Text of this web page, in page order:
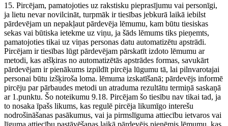
15. Pircējam, pamatojoties uz rakstisku pieprasījumu vai personīgi,
ja lietu nevar novilcināt, turpmāk ir tiesības jebkurā laikā iebilst
pārdevējam un nepakļaut pārdevēja lēmumu, kam būtu tiesiskas
sekas vai būtiska ietekme uz viņu, ja šāds lēmums tiks pieņemts,
pamatojoties tikai uz viņas personas datu automatizētu apstrādi.
Pircējam ir tiesības lūgt pārdevējam pārskatīt izdoto lēmumu ar
metodi, kas atšķiras no automatizētās apstrādes formas, savukārt
pārdevējam ir pienākums izpildīt pircēja lūgumu tā, lai pilnvarotajai
personai būtu izšķiroša loma. lēmuma izskatīšanā; pārdevējs informē
pircēju par pārbaudes metodi un atraduma rezultātu termiņā saskaņā
ar 1.punktu. Šo noteikumu 9.18. Pircējam šo tiesību nav tikai tad, ja
to nosaka īpašs likums, kas regulē pircēja likumīgo interešu
nodrošināšanas pasākumus, vai ja pirmslīguma attiecību ietvaros vai
līguma attiecību pastāvēšanas laikā pārdevējs pieņēmis lēmumu, kas